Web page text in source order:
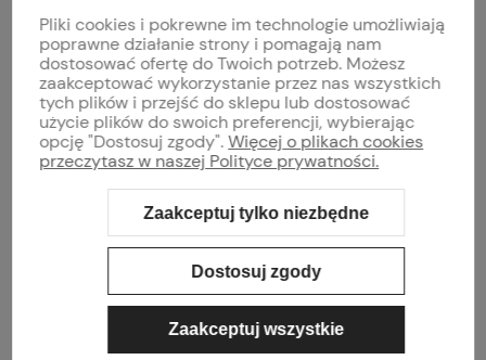
PŁATNOŚCI I DOSTAWA
INFORMACJE
O NAS
Sklep internetowy Shoper Premium Szablon Shoper Modern 3.0™
GrowCommerce
Pliki cookies i pokrewne im technologie umożliwiają
poprawne działanie strony i pomagają nam
dostosować ofertę do Twoich potrzeb. Możesz
zaakceptować wykorzystanie przez nas wszystkich
tych plików i przejść do sklepu lub dostosować
użycie plików do swoich preferencji, wybierając
opcję "Dostosuj zgody".Więcej o plikach cookies
przeczytasz w naszej Polityce prywatności.
Zaakceptuj tylko niezbędne
Dostosuj zgody
Zaakceptuj wszystkie